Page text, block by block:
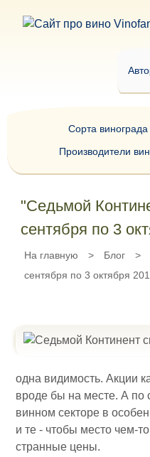
"Седьмой
сентября по 3
На главную > Блог >
сентября по 3 октября
одна видимость. Акции
вроде бы на месте. А по
винном секторе в
и те - чтобы место чем-
странные цены.
Сорта винограда
Производители